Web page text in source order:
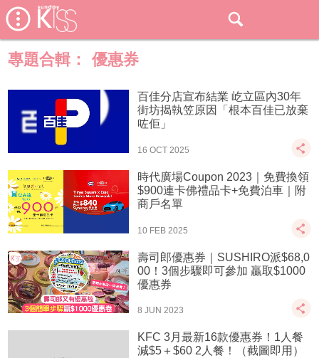
專題合輯： 優惠券
百佳分店宣布結業 屹立區內30年
街坊揭執笠原因「根本百佳已放棄
咗佢」
16 OCT 2025
時代廣場Coupon 2023｜免費換領
$900連卡佛禮品卡+免費泊車｜附
商戶名單
10 FEB 2025
壽司郎優惠券｜SUSHIRO派$68,0
00！3個步驟即可參加 贏取$1000
優惠券
8 JUN 2023
KFC 3月最新16款優惠券！1人餐
減$5＋$60 2人餐！（截圖即用）